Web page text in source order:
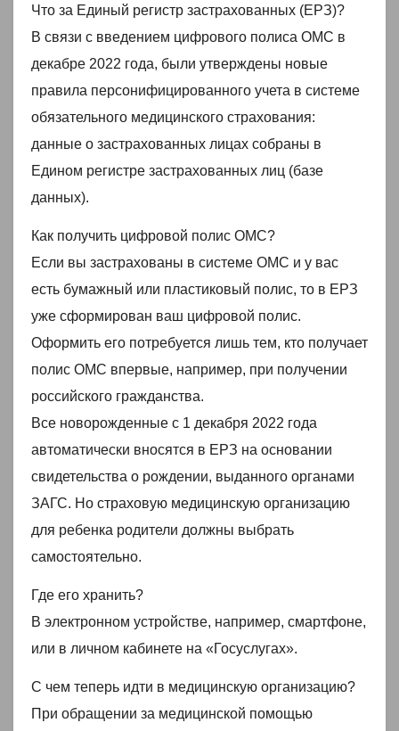
Что за Единый регистр застрахованных (ЕРЗ)?
В связи с введением цифрового полиса ОМС в
декабре 2022 года, были утверждены новые
правила персонифицированного учета в системе
обязательного медицинского страхования:
данные о застрахованных лицах собраны в
Едином регистре застрахованных лиц (базе
данных).
Как получить цифровой полис ОМС?
Если вы застрахованы в системе ОМС и у вас
есть бумажный или пластиковый полис, то в ЕРЗ
уже сформирован ваш цифровой полис.
Оформить его потребуется лишь тем, кто получает
полис ОМС впервые, например, при получении
российского гражданства.
Все новорожденные с 1 декабря 2022 года
автоматически вносятся в ЕРЗ на основании
свидетельства о рождении, выданного органами
ЗАГС. Но страховую медицинскую организацию
для ребенка родители должны выбрать
самостоятельно.
Где его хранить?
В электронном устройстве, например, смартфоне,
или в личном кабинете на «Госуслугах».
С чем теперь идти в медицинскую организацию?
При обращении за медицинской помощью